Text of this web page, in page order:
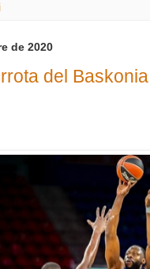
de 2020
del